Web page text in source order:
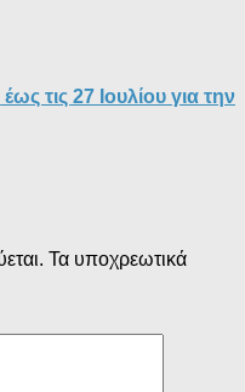
τις 27 Ιουλίου για την
Τα υποχρεωτικά